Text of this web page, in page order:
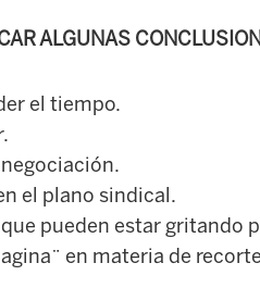
ALGUNAS
el tiempo.
el plano sindical.
pueden estar gritando
en materia de